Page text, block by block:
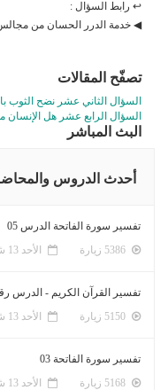
↩ رابط السؤال :
◀ خدمة الدرر الحسان من
تصفّح المقالات
السؤال الثاني عشر نضح الثوب
السؤال الرابع عشر هل الإنسان
البث المباشر
أحدث الدروس
تفسير سورة الفاتحة الدرس 05
الأحد 13 شعبان 1447ﻫ 1-2-2026م
تفسير القرآن الكريم - الدرس رقم
الأحد 13 شعبان 1447ﻫ 1-2-2026م
تفسير سورة الفاتحة 03
الأحد 13 شعبان 1447ﻫ 1-2-2026م